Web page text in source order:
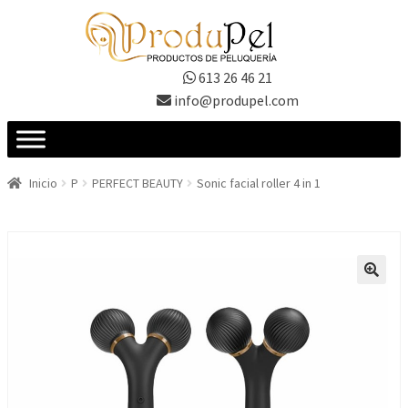
613 26 46 21
info@produpel.com
Inicio P PERFECT BEAUTY Sonic facial roller 4 in 1